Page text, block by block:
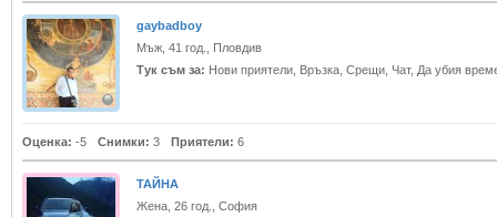
gaybadboy
Мъж, 41 год., Пловдив
Тук съм за: Нови приятели, Връзка, Срещи, Чат, Да убия
Оценка: -5 Снимки: 3 Приятели: 6
ТАЙНА
Жена, 26 год., София